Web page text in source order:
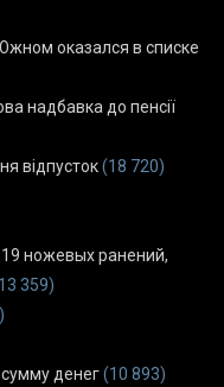
оказался в списке
надбавка до пенсії
відпусток(18 720)
ножевых ранений,
359)
денег(10 893)